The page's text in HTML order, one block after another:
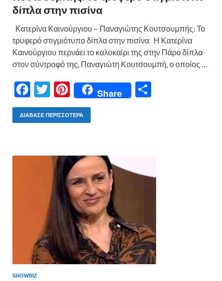
δίπλα στην πισίνα
Κατερίνα Καινούργιου – Παναγιώτης Κουτσουμπής: Το
τρυφερό στιγμιότυπο δίπλα στην πισίνα Η Κατερίνα
Καινούργιου περνάει το καλοκαίρι της στην Πάρο δίπλα
στον σύντροφό της, Παναγιώτη Κουτσουμπή, ο οποίος …
F
ac
e
o
T
w
itt
Pi
nt
er
t
Share
ίτ
ΔΙΆΒΑΣΕ ΠΕΡΙΣΣΌΤΕΡΑ
SHOWBIZ